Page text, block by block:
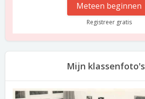
Meteen beginnen
Registreer gratis
Mijn klassenfoto's